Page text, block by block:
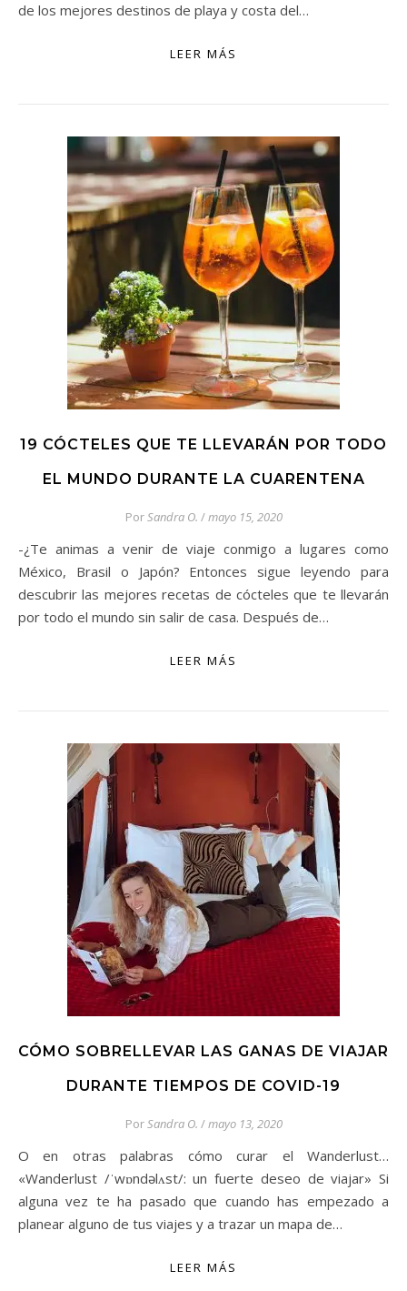
de los mejores destinos de playa y costa del…
LEER MÁS
19 CÓCTELES QUE TE LLEVARÁN POR TODO
EL MUNDO DURANTE LA CUARENTENA
PorSandra O. /mayo 15, 2020
-¿Te animas a venir de viaje conmigo a lugares como
México, Brasil o Japón? Entonces sigue leyendo para
descubrir las mejores recetas de cócteles que te llevarán
por todo el mundo sin salir de casa. Después de…
LEER MÁS
CÓMO SOBRELLEVAR LAS GANAS DE VIAJAR
DURANTE TIEMPOS DE COVID-19
PorSandra O. /mayo 13, 2020
O en otras palabras cómo curar el Wanderlust…
«Wanderlust /ˈwɒndəlʌst/: un fuerte deseo de viajar» Si
alguna vez te ha pasado que cuando has empezado a
planear alguno de tus viajes y a trazar un mapa de…
LEER MÁS